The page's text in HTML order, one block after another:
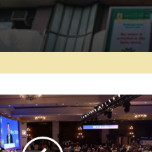
आर्थिक
बाजार का
पायलट का